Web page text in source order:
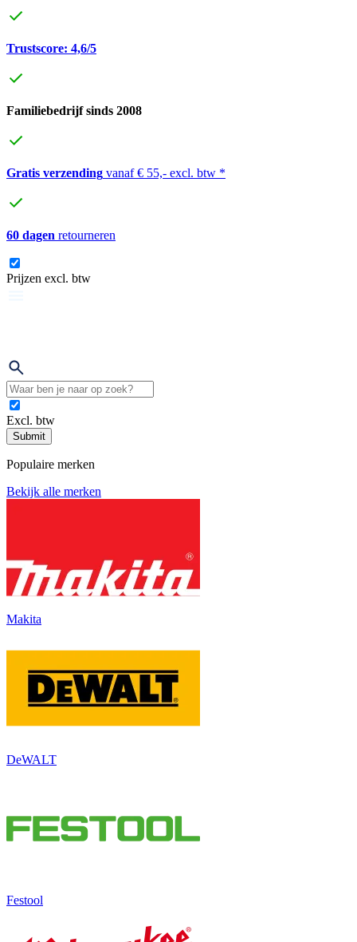
Trustscore: 4,6/5
Familiebedrijf sinds 2008
Gratis verzending vanaf € 55,- excl. btw *
60 dagen retourneren
Prijzen excl. btw
Excl. btw
Submit
Populaire merken
Bekijk alle merken
Makita
DeWALT
Festool